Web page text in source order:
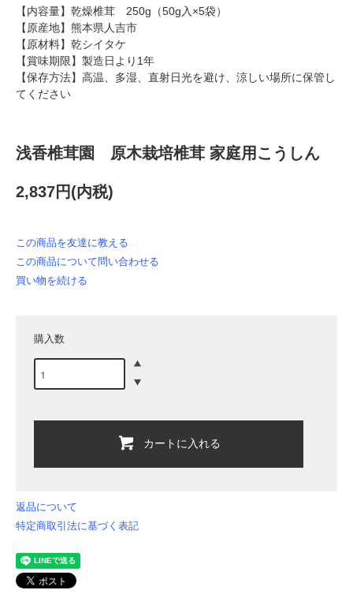
【内容量】乾燥椎茸 250g（50g入×5袋）
【原産地】熊本県人吉市
【原材料】乾シイタケ
【賞味期限】製造日より1年
【保存方法】高温、多湿、直射日光を避け、涼しい場所に保管し
てください
浅香椎茸園 原木栽培椎茸 家庭用こうしん
2,837円(内税)
この商品を友達に教える
この商品について問い合わせる
買い物を続ける
購入数
カートに入れる
返品について
特定商取引法に基づく表記